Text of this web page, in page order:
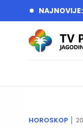
NAJNOVIJE:
Zelenskog ispred
HOROSKOP